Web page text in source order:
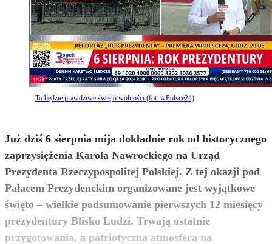
To będzie prawdziwe święto wolności (fot. wPolsce24)
Już dziś 6 sierpnia mija dokładnie rok od historycznego
zaprzysiężenia Karola Nawrockiego na Urząd
Prezydenta Rzeczypospolitej Polskiej. Z tej okazji pod
Pałacem Prezydenckim organizowane jest wyjątkowe
święto – wielkie podsumowanie pierwszych 12 miesięcy
prezydentury Blisko Ludzi. Trwają ostatnie
przygotowania, a patriotyczna atmosfera na